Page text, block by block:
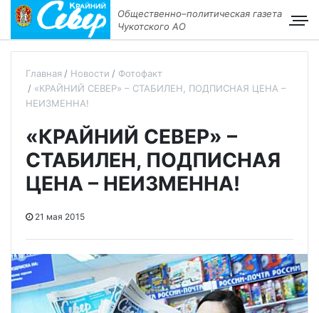
Общественно–политическая газета
Чукотского АО
Главная Новости
Фотофакт
«КРАЙНИЙ СЕВЕР» – СТАБИЛЕН, ПОДПИСНАЯ ЦЕНА –
НЕИЗМЕННА!
«КРАЙНИЙ СЕВЕР» –
СТАБИЛЕН, ПОДПИСНАЯ
ЦЕНА – НЕИЗМЕННА!
21 мая 2015